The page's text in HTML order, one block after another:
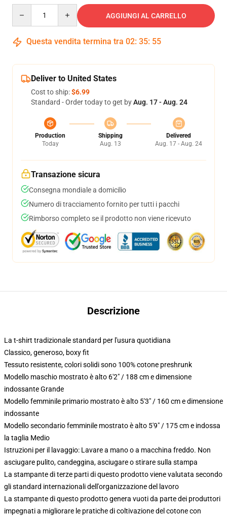
AGGIUNGI AL CARRELLO
Questa vendita termina tra 02: 35: 54
Deliver to United States
Cost to ship:$6.99
Standard - Order today to get byAug. 17 - Aug. 24
Production
Today
Shipping
Aug. 13
Delivered
Aug. 17 - Aug. 24
Transazione sicura
Consegna mondiale a domicilio
Numero di tracciamento fornito per tutti i pacchi
Rimborso completo se il prodotto non viene ricevuto
Descrizione
La t-shirt tradizionale standard per l'usura quotidiana
Classico, generoso, boxy fit
Tessuto resistente, colori solidi sono 100% cotone preshrunk
Modello maschio mostrato è alto 6'2" / 188 cm e dimensione
indossante Grande
Modello femminile primario mostrato è alto 5'3" / 160 cm e dimensione
indossante
Modello secondario femminile mostrato è alto 5'9" / 175 cm e indossa
la taglia Medio
Istruzioni per il lavaggio: Lavare a mano o a macchina freddo. Non
asciugare pulito, candeggina, asciugare o stirare sulla stampa
La stampante di terze parti di questo prodotto viene valutata secondo
gli standard internazionali dell'organizzazione del lavoro
La stampante di questo prodotto genera vuoti da parte dei produttori
impegnati a migliorare le pratiche di coltivazione del cotone con